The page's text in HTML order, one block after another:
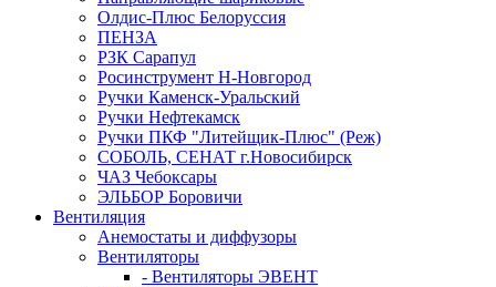
Олдис-Плюс Белоруссия
ПЕНЗА
РЗК Сарапул
Росинструмент Н-Новгород
Ручки Каменск-Уральский
Ручки Нефтекамск
Ручки ПКФ "Литейщик-Плюс" (Реж)
СОБОЛЬ, СЕНАТ г.Новосибирск
ЧАЗ Чебоксары
ЭЛЬБОР Боровичи
Вентиляция
Анемостаты и диффузоры
Вентиляторы
- Вентиляторы ЭВЕНТ